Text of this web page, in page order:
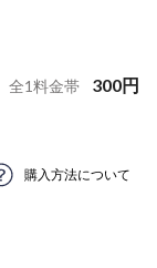
全1料金帯 300円
購入方法について